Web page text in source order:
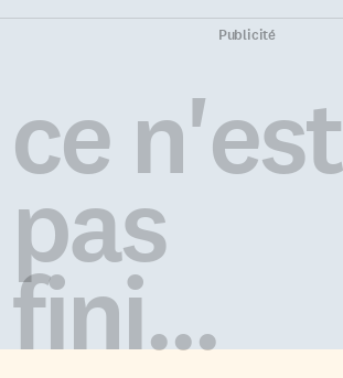
Publicité
ce n'est
pas
fini...